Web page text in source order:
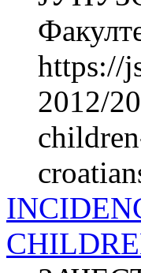
https://
2012/